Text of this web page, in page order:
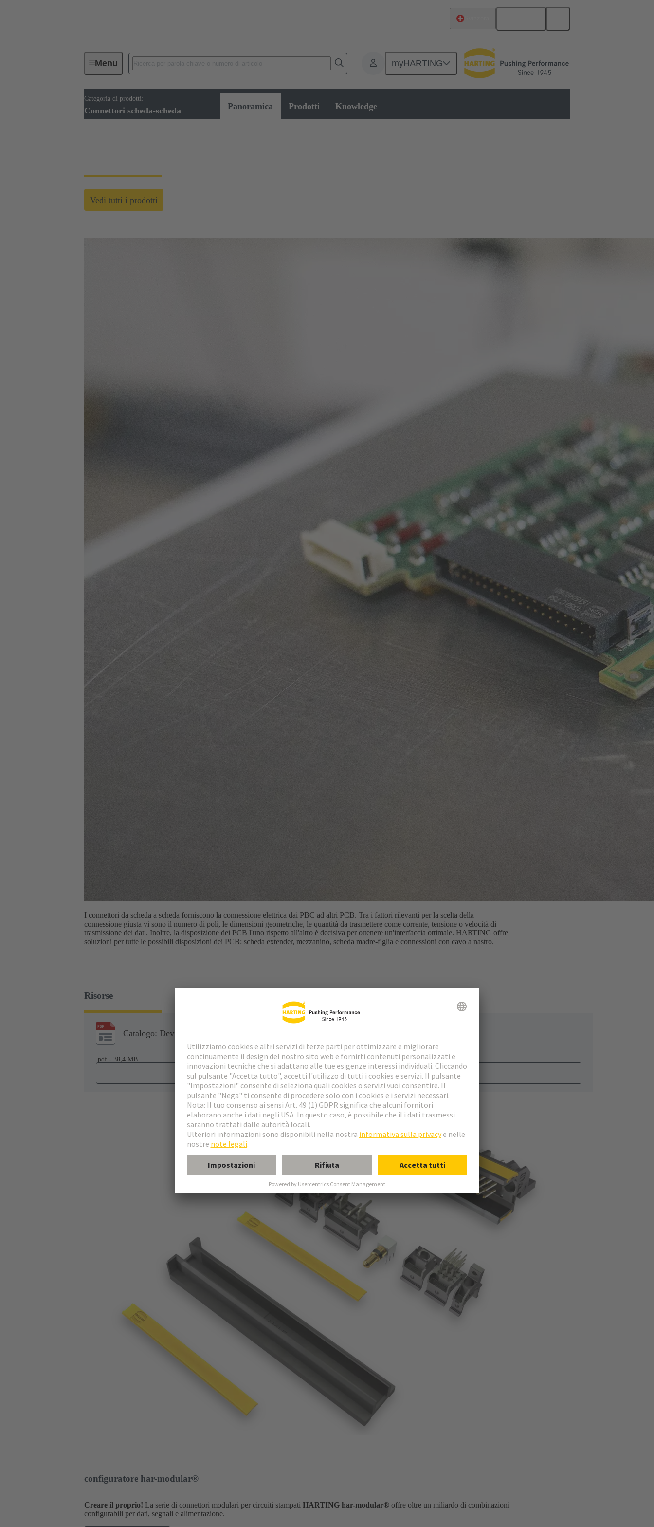
Menu myHARTING
Categoria di prodotti:
Connettori scheda-scheda Panoramica Prodotti Knowledge
Device connectivity
Vedi tutti i prodotti
I connettori da scheda a scheda forniscono la connessione elettrica dai PBC ad altri PCB. Tra i fattori rilevanti per la scelta della
connessione giusta vi sono il numero di poli, le dimensioni geometriche, le quantità da trasmettere come corrente, tensione o velocità di
trasmissione dei dati. Inoltre, la disposizione dei PCB l'uno rispetto all'altro è decisiva per ottenere un'interfaccia ottimale. HARTING offre
soluzioni per tutte le possibili disposizioni dei PCB: scheda extender, mezzanino, scheda madre-figlia e connessioni con cavo a nastro.
Risorse
Catalogo: Device Connectivity
.pdf - 38,4 MB
Scaricare
configuratore har-modular®
Creare il proprio! La serie di connettori modulari per circuiti stampati HARTING har-modular® offre oltre un miliardo di combinazioni
configurabili per dati, segnali e alimentazione.